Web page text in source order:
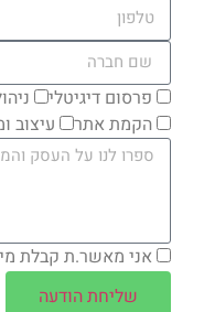
פרסום דיגיטלי ניהול
הקמת אתר
עיצוב
אני מאשר.ת קבלת מידע
שליחת הודעה